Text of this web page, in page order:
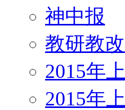
神中报
教研教改
2015年
2015年